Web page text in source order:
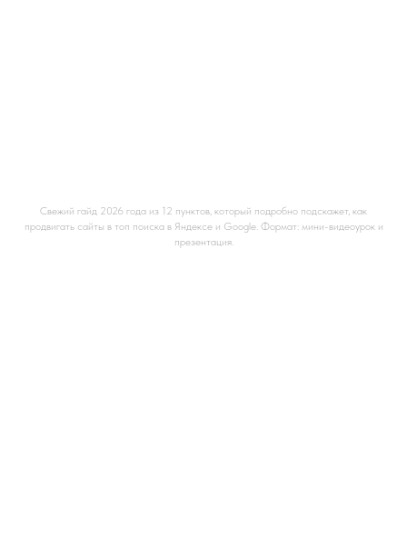
Свежий гайд 2026 года из 12 пунктов, который подробно подскажет, как
продвигать сайты в топ поиска в Яндексе и Google. Формат: мини-видеоурок и
презентация.